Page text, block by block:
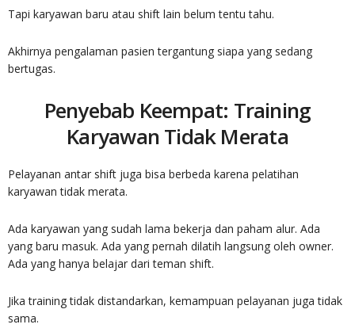
Tapi karyawan baru atau shift lain belum tentu tahu.
Akhirnya pengalaman pasien tergantung siapa yang sedang
bertugas.
Penyebab Keempat: Training
Karyawan Tidak Merata
Pelayanan antar shift juga bisa berbeda karena pelatihan
karyawan tidak merata.
Ada karyawan yang sudah lama bekerja dan paham alur. Ada
yang baru masuk. Ada yang pernah dilatih langsung oleh owner.
Ada yang hanya belajar dari teman shift.
Jika training tidak distandarkan, kemampuan pelayanan juga tidak
sama.